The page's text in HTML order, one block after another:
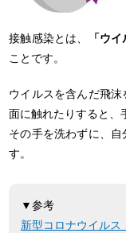
接触感染とは、 「ウ
ことです。
ウイルスを含んだ飛
面に触れたりすると、
その手を洗わずに、
す。
▼参考
新型コロナウイルス